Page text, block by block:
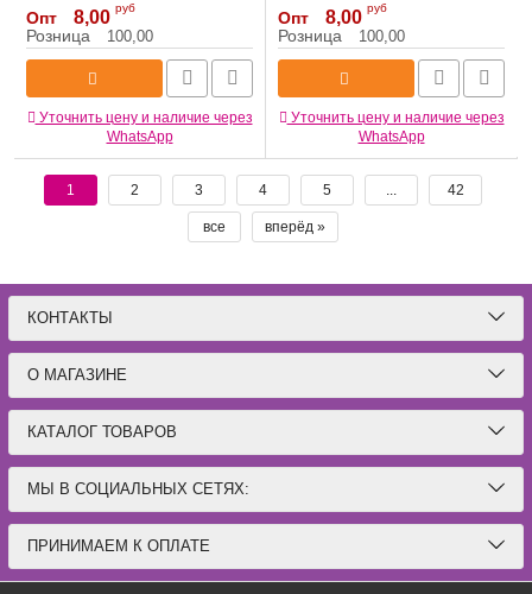
Артикул: 27265-1
Опт 8,00 руб
Розница 100,00
Уточнить цену и наличие через
WhatsApp
Артикул: 27213-1
Опт 8,00 руб
Розница 100,00
Уточнить цену и наличие через
WhatsApp
1 2 3 4 5 ... 42
все вперёд »
КОНТАКТЫ
О МАГАЗИНЕ
КАТАЛОГ ТОВАРОВ
МЫ В СОЦИАЛЬНЫХ СЕТЯХ:
ПРИНИМАЕМ К ОПЛАТЕ